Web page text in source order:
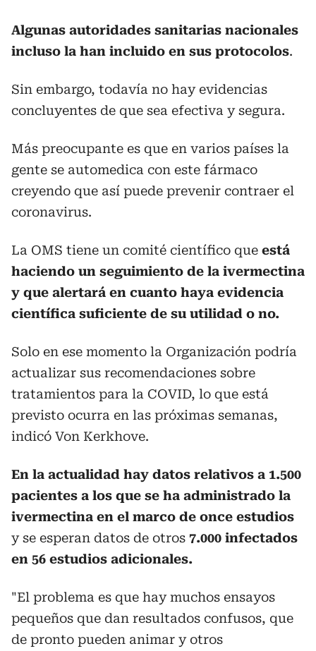
Algunas autoridades sanitarias nacionales
incluso la han incluido en sus protocolos.
Sin embargo, todavía no hay evidencias
concluyentes de que sea efectiva y segura.
Más preocupante es que en varios países la
gente se automedica con este fármaco
creyendo que así puede prevenir contraer el
coronavirus.
La OMS tiene un comité científico que está
haciendo un seguimiento de la ivermectina
y que alertará en cuanto haya evidencia
científica suficiente de su utilidad o no.
Solo en ese momento la Organización podría
actualizar sus recomendaciones sobre
tratamientos para la COVID, lo que está
previsto ocurra en las próximas semanas,
indicó Von Kerkhove.
En la actualidad hay datos relativos a 1.500
pacientes a los que se ha administrado la
ivermectina en el marco de once estudios
y se esperan datos de otros 7.000 infectados
en 56 estudios adicionales.
"El problema es que hay muchos ensayos
pequeños que dan resultados confusos, que
de pronto pueden animar y otros